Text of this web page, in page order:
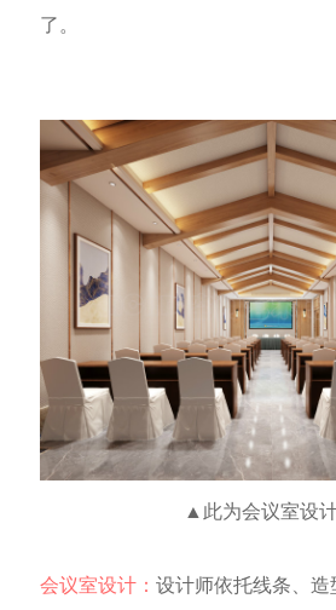
了。
▲此为会议室设
会议室设计：设计师依托线条、